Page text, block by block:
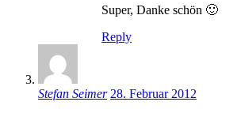
Super, Danke schön 🙂
Reply
Stefan Seimer 28. Februar 2012